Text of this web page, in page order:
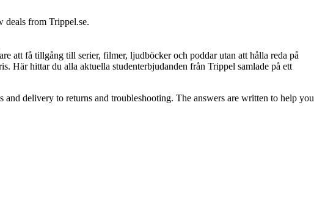
deals from Trippel.se.
att få tillgång till serier, filmer, ljudböcker och poddar utan att hålla reda på
Här hittar du alla aktuella studenterbjudanden från Trippel samlade på ett
delivery to returns and troubleshooting. The answers are written to help you